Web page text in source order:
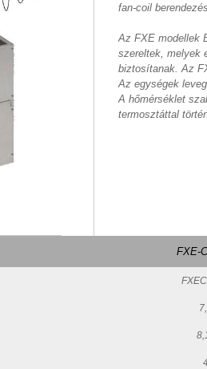
fan-coil
Az FXE modellek
szereltek, melyek
biztosítanak. Az
Az egységek
A hőmérséklet
termosztáttal
FXE-
4